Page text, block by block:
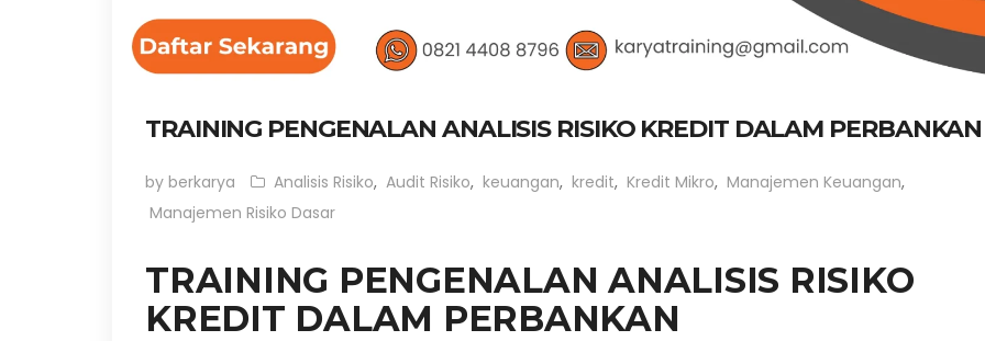
TRAINING PENGENALAN ANALISIS RISIKO KREDIT DALAM PERBANKAN
by berkarya Analisis Risiko, Audit Risiko, keuangan, kredit, Kredit Mikro, Manajemen Keuangan,
Manajemen Risiko Dasar
TRAINING PENGENALAN ANALISIS RISIKO
KREDIT DALAM PERBANKAN